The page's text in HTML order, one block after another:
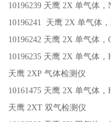
10196239 天鹰 2X 单气体
10196241 天鹰 2X 单气体
10196242 天鹰 2X 单气体，
10196235 天鹰 2X 单气体，
天鹰 2XP 气体检测仪
10161475 天鹰 2X 单气体，
天鹰 2XT 双气检测仪